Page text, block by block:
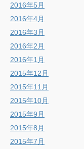
2016年5月
2016年4月
2016年3月
2016年2月
2016年1月
2015年12月
2015年11月
2015年10月
2015年9月
2015年8月
2015年7月